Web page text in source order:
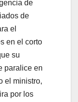
de
de
el
en el corto
su
paralice en
el ministro,
por los